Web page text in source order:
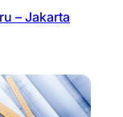
– Jakarta